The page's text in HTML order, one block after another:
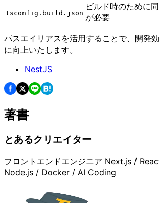
tsconfig.build.json
ビルド時のために
が必要
パスエイリアスを活用することで、開発
に向上いたします。
NestJS
著書
とあるクリエイター
フロントエンドエンジニア Next.js /
Node.js / Docker / AI Coding